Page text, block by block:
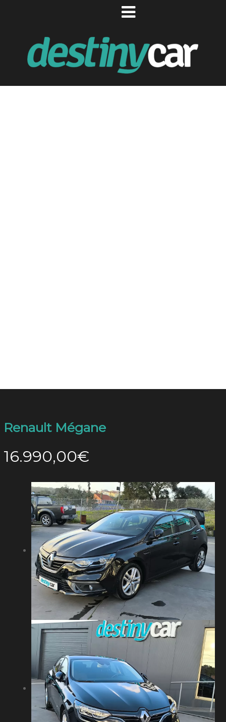
Renault Mégane
16.990,00€